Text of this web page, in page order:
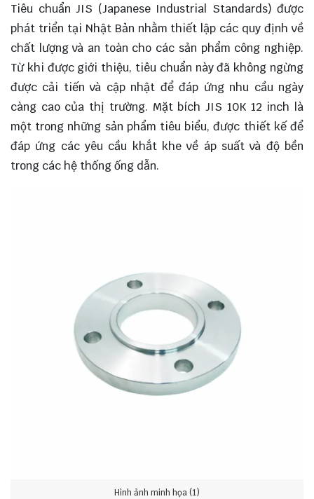
Tiêu chuẩn JIS (Japanese Industrial Standards) được
phát triển tại Nhật Bản nhằm thiết lập các quy định về
chất lượng và an toàn cho các sản phẩm công nghiệp.
Từ khi được giới thiệu, tiêu chuẩn này đã không ngừng
được cải tiến và cập nhật để đáp ứng nhu cầu ngày
càng cao của thị trường. Mặt bích JIS 10K 12 inch là
một trong những sản phẩm tiêu biểu, được thiết kế để
đáp ứng các yêu cầu khắt khe về áp suất và độ bền
trong các hệ thống ống dẫn.
Hình ảnh minh họa (1)